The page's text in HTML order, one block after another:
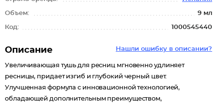
Объем: 9 мл
Код: 1000545440
Нашли ошибку в описании?
Описание
Увеличивающая тушь для ресниц мгновенно удлиняет
ресницы, придает изгиб и глубокий черный цвет.
Улучшенная формула с инновационной технологией,
обладающей дополнительным преимуществом,